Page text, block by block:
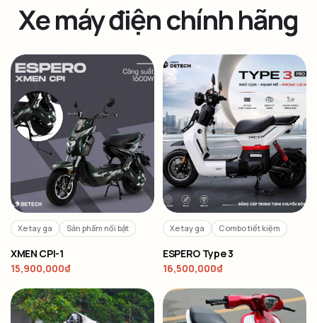
Xe máy điện chính hãng
Xe tay ga Sản phẩm nổi bật
XMEN CPI-1
15,900,000₫
Xe tay ga Combo tiết kiệm
ESPERO Type 3
16,500,000₫